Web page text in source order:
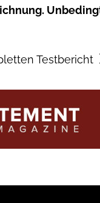
Testbericht